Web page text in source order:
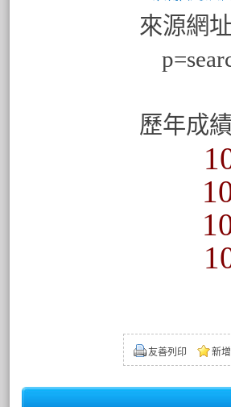
來源網址
歷年成績
友善列印 新